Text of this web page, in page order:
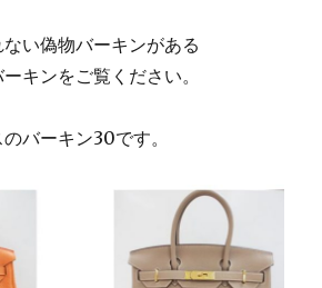
い偽物バーキンがある
キンをご覧ください。
バーキン30です。